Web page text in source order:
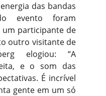
das bandas
evento foram
um participante de
outro visitante de
elogiou: “A
e o som das
É incrível
gente em um só